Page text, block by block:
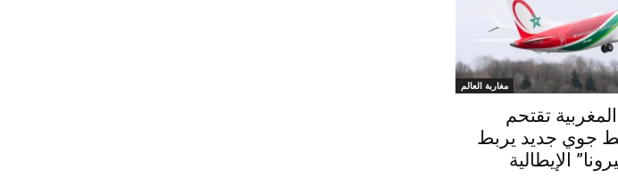
مغاربة العالم
تقتحم
جوي جديد يربط
الإيطالية